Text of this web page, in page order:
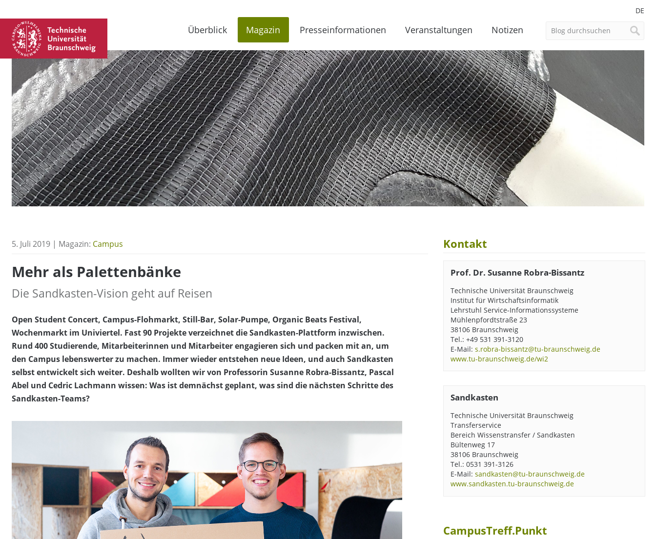
DE
Überblick Magazin Presseinformationen Veranstaltungen Notizen
5. Juli 2019 | Magazin: Campus
Mehr als Palettenbänke
Die Sandkasten-Vision geht auf Reisen
Open Student Concert, Campus-Flohmarkt, Still-Bar, Solar-Pumpe, Organic Beats Festival,
Wochenmarkt im Univiertel. Fast 90 Projekte verzeichnet die Sandkasten-Plattform inzwischen.
Rund 400 Studierende, Mitarbeiterinnen und Mitarbeiter engagieren sich und packen mit an, um
den Campus lebenswerter zu machen. Immer wieder entstehen neue Ideen, und auch Sandkasten
selbst entwickelt sich weiter. Deshalb wollten wir von Professorin Susanne Robra-Bissantz, Pascal
Abel und Cedric Lachmann wissen: Was ist demnächst geplant, was sind die nächsten Schritte des
Sandkasten-Teams?
Kontakt
Prof. Dr. Susanne Robra-Bissantz
Technische Universität Braunschweig
Institut für Wirtschaftsinformatik
Lehrstuhl Service-Informationssysteme
Mühlenpfordtstraße 23
38106 Braunschweig
Tel.: +49 531 391-3120
E-Mail:s.robra-bissantz@tu-braunschweig.de
www.tu-braunschweig.de/wi2
Sandkasten
Technische Universität Braunschweig
Transferservice
Bereich Wissenstransfer / Sandkasten
Bültenweg 17
38106 Braunschweig
Tel.: 0531 391-3126
E-Mail:sandkasten@tu-braunschweig.de
www.sandkasten.tu-braunschweig.de
CampusTreff.Punkt